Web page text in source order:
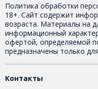
Политика обработки
18+. Сайт содержит
возраста. Материалы на
информационный
офертой, определяемой
предназначены только
Контакты